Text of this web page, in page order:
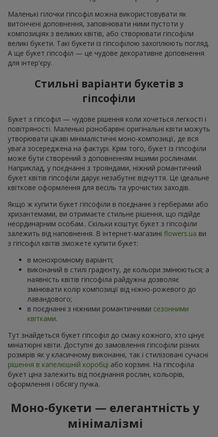
Маленькі гілочки гіпсофіл можна використовувати як
витончені доповнення, заповнювати ними пустоти у
композиціях з великих квітів, або створювати гіпсофіли
великі букети. Такі букети із гіпсофілою захоплюють погляд.
А ще букет гіпсофіл — це чудове декоративне доповнення
для інтер'єру.
Стильні варіанти букетів з
гіпсофіли
Букет з гіпсофіл — чудове рішення коли хочеться легкості і
повітряності. Маленькі різнобарвні оригінальні квіти можуть
утворювати цікаві мінімалістичні моно-композиції, де вся
увага зосереджена на фактурі. Крім того, букет із гіпсофіли
може бути створений з доповненням іншими рослинами.
Наприклад, у поєднанні з трояндами, ніжний романтичний
букет квітів гіпсофіли дарує незабутнє відчуття. Це ідеальне
квіткове оформлення для весіль та урочистих заходів.
Якщо ж купити букет гіпсофіли в поєднанні з герберами або
хризантемами, ви отримаєте стильне рішення, що підійде
неординарним особам.. Скільки коштує букет з гіпсофіли
залежить від наповнення. В інтернет-магазині flowers.ua ви
з гіпсофіл квітів зможете купити букет:
в монохромному варіанті;
виконаний в стилі градієнту, де кольори змінюються; а
наявність квітів гіпсофіла райдужна дозволяє
змінювати колір композиції від ніжно-рожевого до
лавандового;
в поєднанні з ніжними романтичними сезонними
квітками.
Тут знайдеться букет гіпсофіл до смаку кожного, хто цінує
мініатюрні квіти. Доступні до замовлення гіпсофіли різних
розмірів як у класичному виконанні, так і стилізовані сучасні
рішення в капелюшній коробці або корзині. На гіпсофіла
букет ціна залежить від поєднання рослин, кольорів,
оформлення і обсягу пучка.
Моно-букети — елегантність у
мінімалізмі